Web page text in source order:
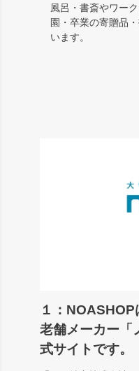
風呂・書斎やワー
園・卒業の寄贈品
います。
１：
老舗メーカー「
式サイトです。